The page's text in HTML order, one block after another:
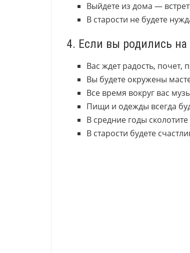
Выйдете из дома —
В старости не будете
4. Если вы родились
Вас ждет радость, почет,
Вы будете окружены
Все время вокруг вас
Пищи и одежды всегда
В средние годы
В старости будете